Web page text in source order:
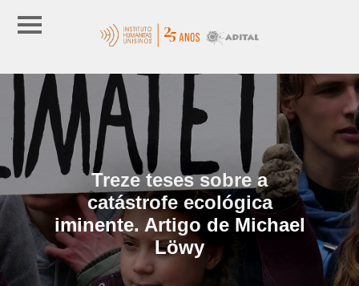
Treze teses sobre a
catástrofe ecológica
iminente. Artigo de Michael
Löwy